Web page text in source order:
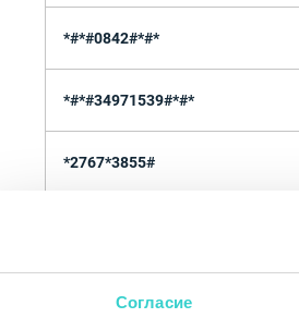
Согласие
*#*#0842#*#*
*#*#34971539#*#*
*2767*3855#